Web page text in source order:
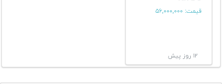
قیمت: ۵۶,۰۰۰,۰۰۰
۱۲ روز پیش